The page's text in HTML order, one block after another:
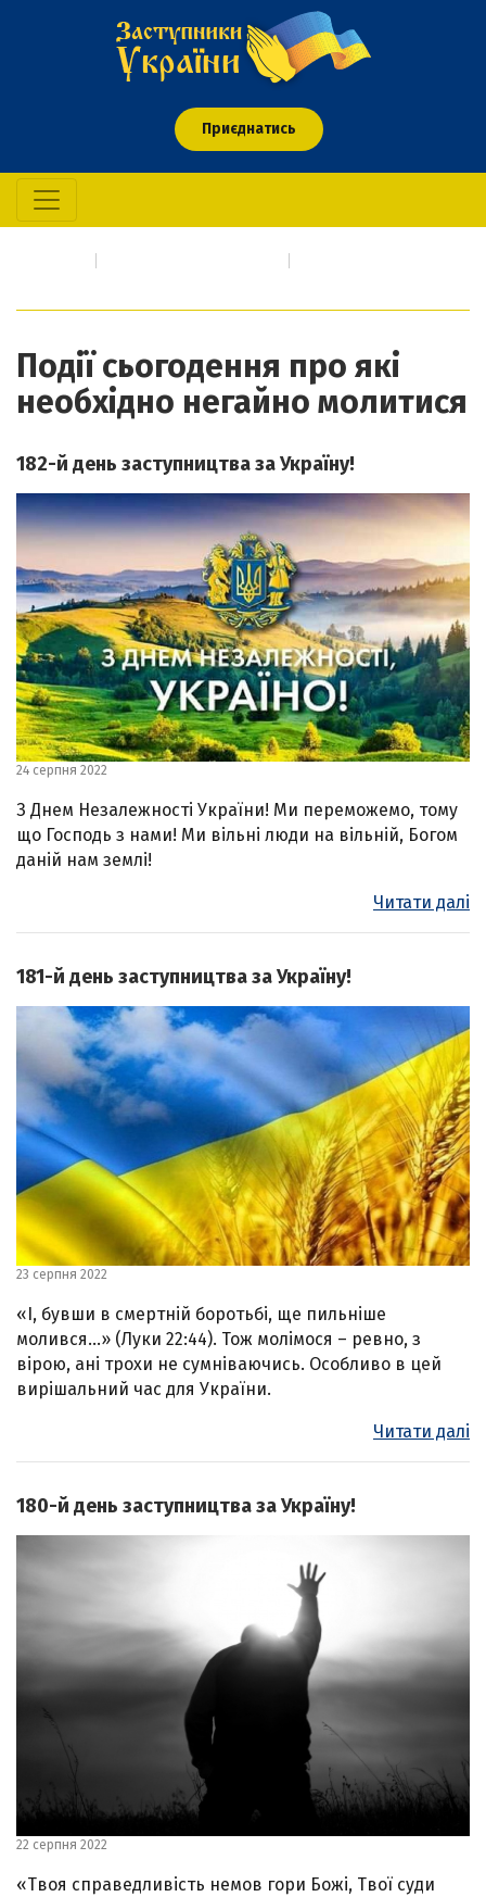
Приєднатись
Події сьогодення про які
необхідно негайно молитися
182-й день заступництва за Україну!
24 серпня 2022
З Днем Незалежності України! Ми переможемо, тому
що Господь з нами! Ми вільні люди на вільній, Богом
даній нам землі!
Читати далі
181-й день заступництва за Україну!
23 серпня 2022
«І, бувши в смертній боротьбі, ще пильніше
молився…» (Луки 22:44). Тож молімося – ревно, з
вірою, ані трохи не сумніваючись. Особливо в цей
вирішальний час для України.
Читати далі
180-й день заступництва за Україну!
22 серпня 2022
«Твоя справедливість немов гори Божі, Твої суди